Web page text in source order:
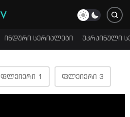
ინდური სერიალები უკრაინული
ᲤᲚᲔᲘᲔᲠᲘ 1 ᲤᲚᲔᲘᲔᲠᲘ 3